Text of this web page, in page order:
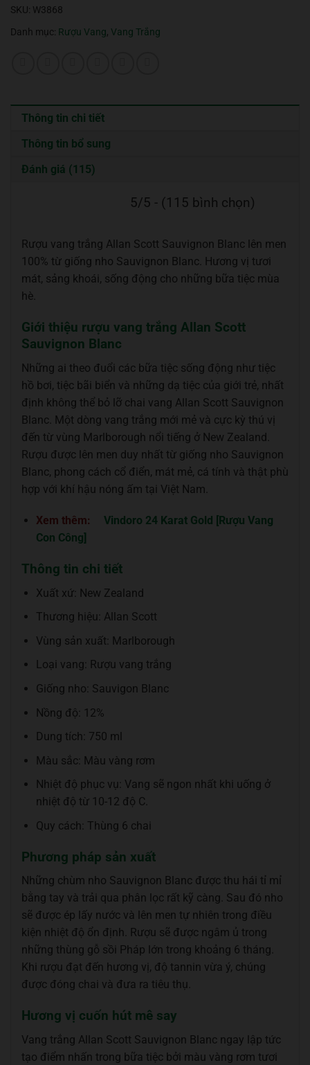
SKU: W3868
Danh mục: Rượu Vang, Vang Trắng
Thông tin chi tiết
Thông tin bổ sung
Đánh giá (115)
5/5 - (115 bình chọn)
Rượu vang trắng Allan Scott Sauvignon Blanc lên men
100% từ giống nho Sauvignon Blanc. Hương vị tươi
mát, sảng khoái, sống động cho những bữa tiệc mùa
hè.
Giới thiệu rượu vang trắng Allan Scott
Sauvignon Blanc
Những ai theo đuổi các bữa tiệc sống động như tiệc
hồ bơi, tiệc bãi biển và những dạ tiệc của giới trẻ, nhất
định không thể bỏ lỡ chai vang Allan Scott Sauvignon
Blanc. Một dòng vang trắng mới mẻ và cực kỳ thú vị
đến từ vùng Marlborough nổi tiếng ở New Zealand.
Rượu được lên men duy nhất từ giống nho Sauvignon
Blanc, phong cách cổ điển, mát mẻ, cá tính và thật phù
hợp với khí hậu nóng ấm tại Việt Nam.
Xem thêm:
Vindoro 24 Karat Gold [Rượu Vang
Con Công]
Thông tin chi tiết
Xuất xứ: New Zealand
Thương hiệu: Allan Scott
Vùng sản xuất: Marlborough
Loại vang: Rượu vang trắng
Giống nho: Sauvigon Blanc
Nồng độ: 12%
Dung tích: 750 ml
Màu sắc: Màu vàng rơm
Nhiệt độ phục vụ: Vang sẽ ngon nhất khi uống ở
nhiệt độ từ 10-12 độ C.
Quy cách: Thùng 6 chai
Phương pháp sản xuất
Những chùm nho Sauvignon Blanc được thu hái tỉ mỉ
bằng tay và trải qua phân lọc rất kỹ càng. Sau đó nho
sẽ được ép lấy nước và lên men tự nhiên trong điều
kiện nhiệt độ ổn định. Rượu sẽ được ngâm ủ trong
những thùng gỗ sồi Pháp lớn trong khoảng 6 tháng.
Khi rượu đạt đến hương vị, độ tannin vừa ý, chúng
được đóng chai và đưa ra tiêu thụ.
Hương vị cuốn hút mê say
Vang trắng Allan Scott Sauvignon Blanc ngay lập tức
tạo điểm nhấn trong bữa tiệc bởi màu vàng rơm tươi